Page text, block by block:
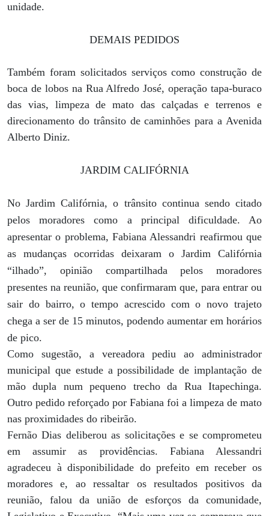
unidade.
DEMAIS PEDIDOS
Também foram solicitados serviços como construção de
boca de lobos na Rua Alfredo José, operação tapa-buraco
das vias, limpeza de mato das calçadas e terrenos e
direcionamento do trânsito de caminhões para a Avenida
Alberto Diniz.
JARDIM CALIFÓRNIA
No Jardim Califórnia, o trânsito continua sendo citado
pelos moradores como a principal dificuldade. Ao
apresentar o problema, Fabiana Alessandri reafirmou que
as mudanças ocorridas deixaram o Jardim Califórnia
“ilhado”, opinião compartilhada pelos moradores
presentes na reunião, que confirmaram que, para entrar ou
sair do bairro, o tempo acrescido com o novo trajeto
chega a ser de 15 minutos, podendo aumentar em horários
de pico.
Como sugestão, a vereadora pediu ao administrador
municipal que estude a possibilidade de implantação de
mão dupla num pequeno trecho da Rua Itapechinga.
Outro pedido reforçado por Fabiana foi a limpeza de mato
nas proximidades do ribeirão.
Fernão Dias deliberou as solicitações e se comprometeu
em assumir as providências. Fabiana Alessandri
agradeceu à disponibilidade do prefeito em receber os
moradores e, ao ressaltar os resultados positivos da
reunião, falou da união de esforços da comunidade,